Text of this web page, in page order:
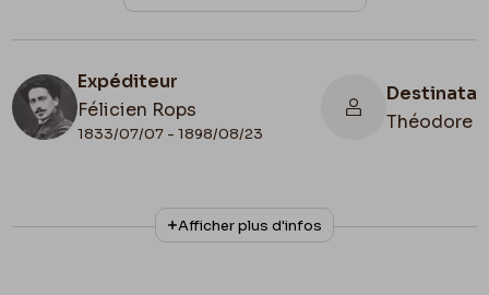
Expéditeur
Félicien Rops
1833/07/07 - 1898/08/23
Théodore
N° d'inventaire
III/215/5/41
Collationnage
Autographe
Afficher plus d'infos